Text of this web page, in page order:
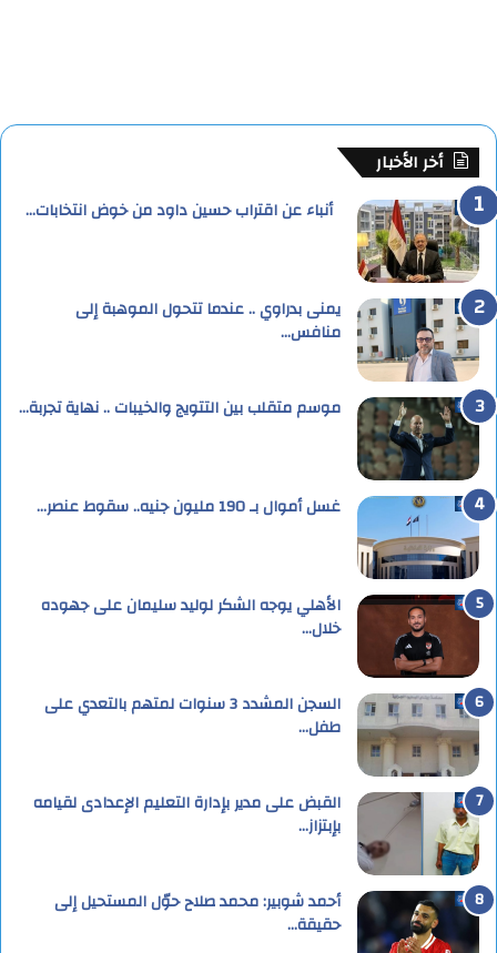
أخر الأخبار
أنباء عن اقتراب حسين داود من خوض انتخابات…
يمنى بدراوي .. عندما تتحول الموهبة إلى
منافس…
موسم متقلب بين التتويج والخيبات .. نهاية تجربة…
غسل أموال بـ 190 مليون جنيه.. سقوط عنصر…
الأهلي يوجه الشكر لوليد سليمان على جهوده
خلال…
السجن المشدد 3 سنوات لمتهم بالتعدي على
طفل…
القبض على مدير بإدارة التعليم الإعدادى لقيامه
بإبتزاز…
أحمد شوبير: محمد صلاح حوّل المستحيل إلى
حقيقة…